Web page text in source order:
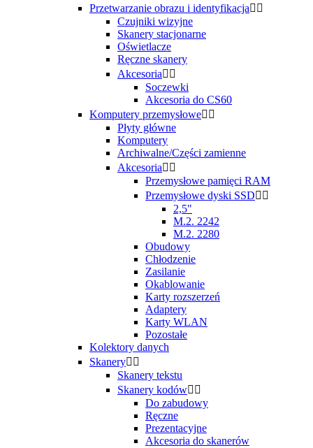
Przetwarzanie obrazu i identyfikacja 
Czujniki wizyjne
Skanery stacjonarne
Oświetlacze
Ręczne skanery
Akcesoria 
Soczewki
Akcesoria do CS60
Komputery przemysłowe 
Płyty główne
Komputery
Archiwalne/Części zamienne
Akcesoria 
Przemysłowe pamięci RAM
Przemysłowe dyski SSD 
2,5"
M.2. 2242
M.2. 2280
Obudowy
Chłodzenie
Zasilanie
Okablowanie
Karty rozszerzeń
Adaptery
Karty WLAN
Pozostałe
Kolektory danych
Skanery 
Skanery tekstu
Skanery kodów 
Do zabudowy
Ręczne
Prezentacyjne
Akcesoria do skanerów